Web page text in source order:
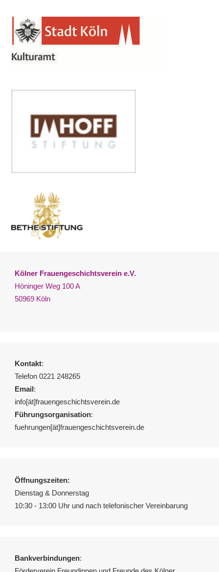
Kölner Frauengeschichtsverein e.V.
Höninger Weg 100 A
50969 Köln
Kontakt:
Telefon 0221 248265
Email:
info[ät]frauengeschichtsverein.de
Führungsorganisation:
fuehrungen[ät]frauengeschichtsverein.de
Öffnungszeiten:
Dienstag & Donnerstag
10:30 - 13:00 Uhr und nach telefonischer Vereinbarung
Bankverbindungen: